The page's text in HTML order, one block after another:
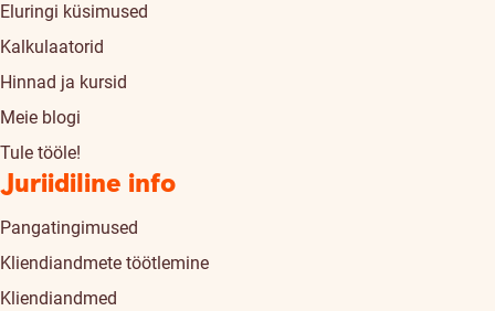
Eluringi küsimused
Kalkulaatorid
Hinnad ja kursid
Meie blogi
Tule tööle!
Juriidiline info
Pangatingimused
Kliendiandmete töötlemine
Kliendiandmed